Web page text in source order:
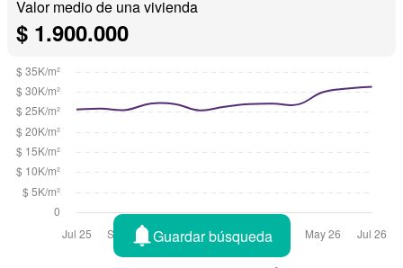
Valor medio de una vivienda
$ 1.900.000
Guardar búsqueda